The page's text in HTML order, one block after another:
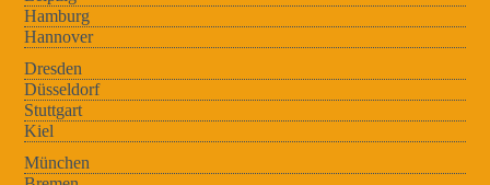
Hamburg
Hannover
Dresden
Düsseldorf
Stuttgart
Kiel
München